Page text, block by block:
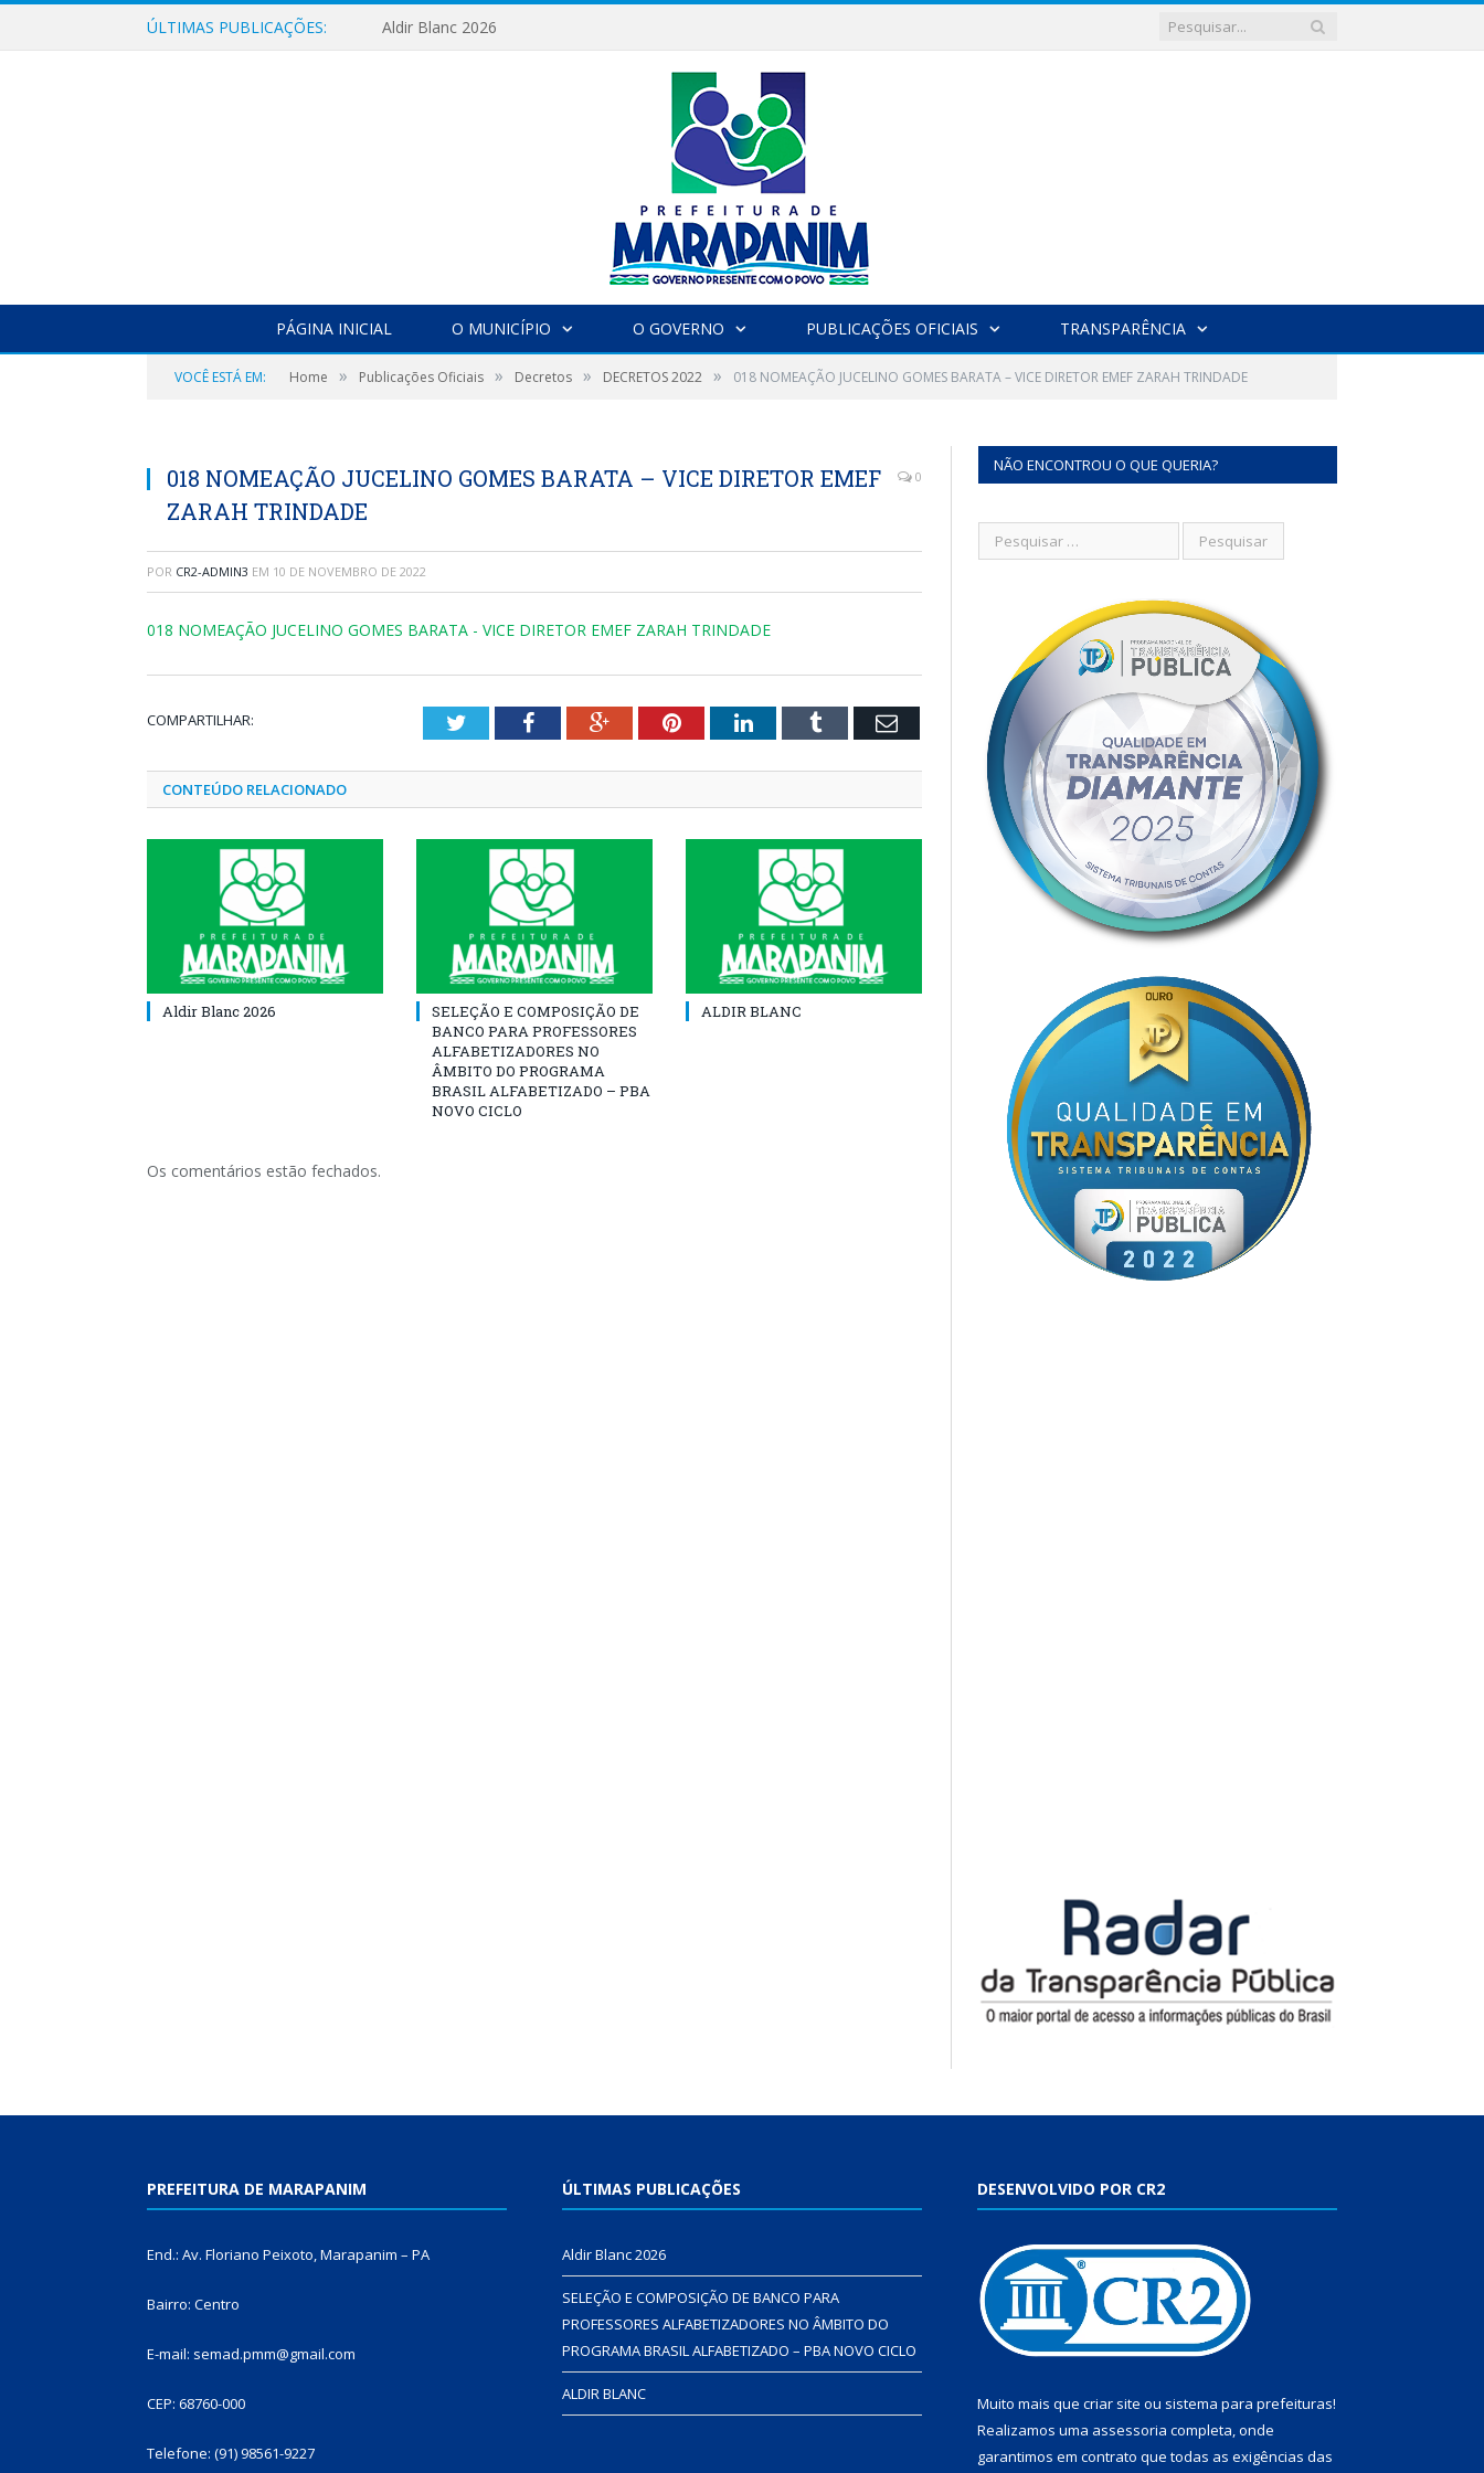
ÚLTIMAS PUBLICAÇÕES: Aldir Blanc 2026
PÁGINA INICIAL O MUNICÍPIO O GOVERNO PUBLICAÇÕES OFICIAIS TRANSPARÊNCIA
VOCÊ ESTÁ EM: Home » Publicações Oficiais » Decretos » DECRETOS 2022 » 018 NOMEAÇÃO JUCELINO GOMES BARATA – VICE DIRETOR EMEF ZARAH TRINDADE
018 NOMEAÇÃO JUCELINO GOMES BARATA – VICE DIRETOR EMEF
ZARAH TRINDADE
0
POR CR2-ADMIN3 EM 10 DE NOVEMBRO DE 2022
018 NOMEAÇÃO JUCELINO GOMES BARATA - VICE DIRETOR EMEF ZARAH TRINDADE
COMPARTILHAR: TwitterFacebookGoogle+PinterestLinkedInTumblr Email
CONTEÚDO RELACIONADO
Aldir Blanc 2026
SELEÇÃO E COMPOSIÇÃO DE
BANCO PARA PROFESSORES
ALFABETIZADORES NO
ÂMBITO DO PROGRAMA
BRASIL ALFABETIZADO – PBA
NOVO CICLO
ALDIR BLANC
Os comentários estão fechados.
NÃO ENCONTROU O QUE QUERIA?
PREFEITURA DE MARAPANIM
End.: Av. Floriano Peixoto, Marapanim – PA
Bairro: Centro
E-mail: semad.pmm@gmail.com
CEP: 68760-000
Telefone: (91) 98561-9227
ÚLTIMAS PUBLICAÇÕES
Aldir Blanc 2026
SELEÇÃO E COMPOSIÇÃO DE BANCO PARA
PROFESSORES ALFABETIZADORES NO ÂMBITO DO
PROGRAMA BRASIL ALFABETIZADO – PBA NOVO CICLO
ALDIR BLANC
DESENVOLVIDO POR CR2
Muito mais que criar site ou sistema para prefeituras!
Realizamos uma assessoria completa, onde
garantimos em contrato que todas as exigências das